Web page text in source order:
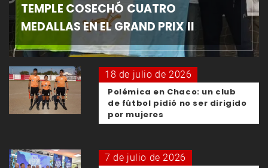
TEMPLE COSECHÓ CUATRO
MEDALLAS EN EL GRAND PRIX II
18 de julio de 2026
Polémica en Chaco: un club
de fútbol pidió no ser dirigido
por mujeres
7 de julio de 2026